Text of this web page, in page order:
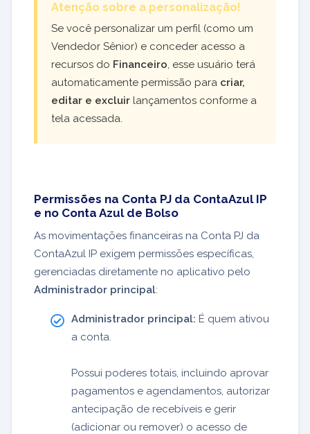
Atenção sobre a personalização!
Se você personalizar um perfil (como um
Vendedor Sênior) e conceder acesso a
recursos do Financeiro, esse usuário terá
automaticamente permissão para criar,
editar e excluir lançamentos conforme a
tela acessada.
Permissões na Conta PJ da ContaAzul IP
e no Conta Azul de Bolso
As movimentações financeiras na Conta PJ da
ContaAzul IP exigem permissões específicas,
gerenciadas diretamente no aplicativo pelo
Administrador principal:
Administrador principal: É quem ativou
a conta.
Possui poderes totais, incluindo aprovar
pagamentos e agendamentos, autorizar
antecipação de recebíveis e gerir
(adicionar ou remover) o acesso de